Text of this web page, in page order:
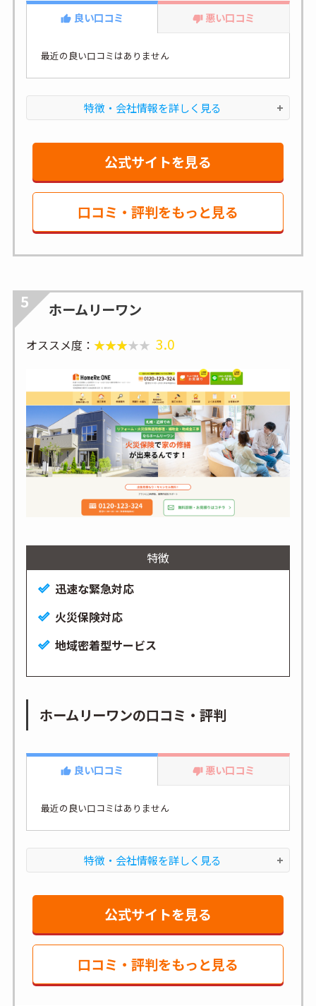
良い口コミ 悪い口コミ
最近の良い口コミはありません
特徴・会社情報を詳しく見る
公式サイトを見る
口コミ・評判をもっと見る
5 ホームリーワン
オススメ度： 3.0
特徴
迅速な緊急対応
火災保険対応
地域密着型サービス
ホームリーワンの口コミ・評判
良い口コミ 悪い口コミ
最近の良い口コミはありません
特徴・会社情報を詳しく見る
公式サイトを見る
口コミ・評判をもっと見る